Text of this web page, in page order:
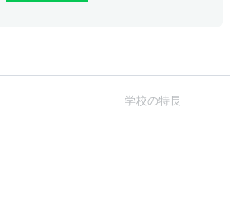
学校の特長